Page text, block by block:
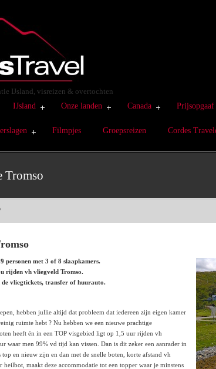
IJsland, visreizen & overtochten
IJsland Onze landen Canada Prijsopgaaf
Filmpjes Groepsreizen Cordes
personen met 3 of 8 slaapkamers.
rijden vh vliegveld Tromso.
de vliegtickets, transfer of huurauto.
hebben jullie altijd dat probleem dat iedereen zijn eigen kamer
ruimte hebt ? Nu hebben we een nieuwe prachtige
heeft én in een TOP visgebied ligt op 1,5 uur rijden vh
waar men 99% vd tijd kan vissen. Dan is dit zeker een aanrader in
en nieuw zijn en dan met de snelle boten, korte afstand vh
maakt deze accommodatie tot een topper waar je minstens